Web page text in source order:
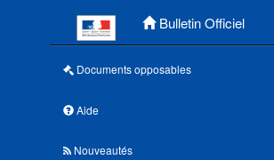
Bulletin Officiel
Documents opposables
Aide
Nouveautés